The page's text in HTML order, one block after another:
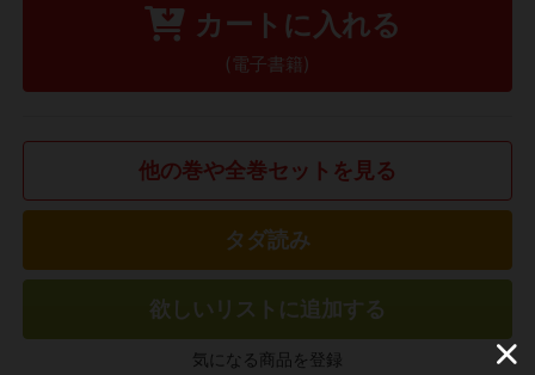
カートに入れる
(電子書籍)
他の巻や全巻セットを見る
タダ読み
欲しいリストに追加する
気になる商品を登録